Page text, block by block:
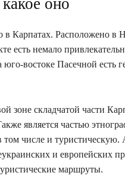
оно
в Карпатах. Расположено в
есть немало
востоке Пасечной есть
зоне складчатой ​​части
является частью
том числе и
и европейских
маршруты.